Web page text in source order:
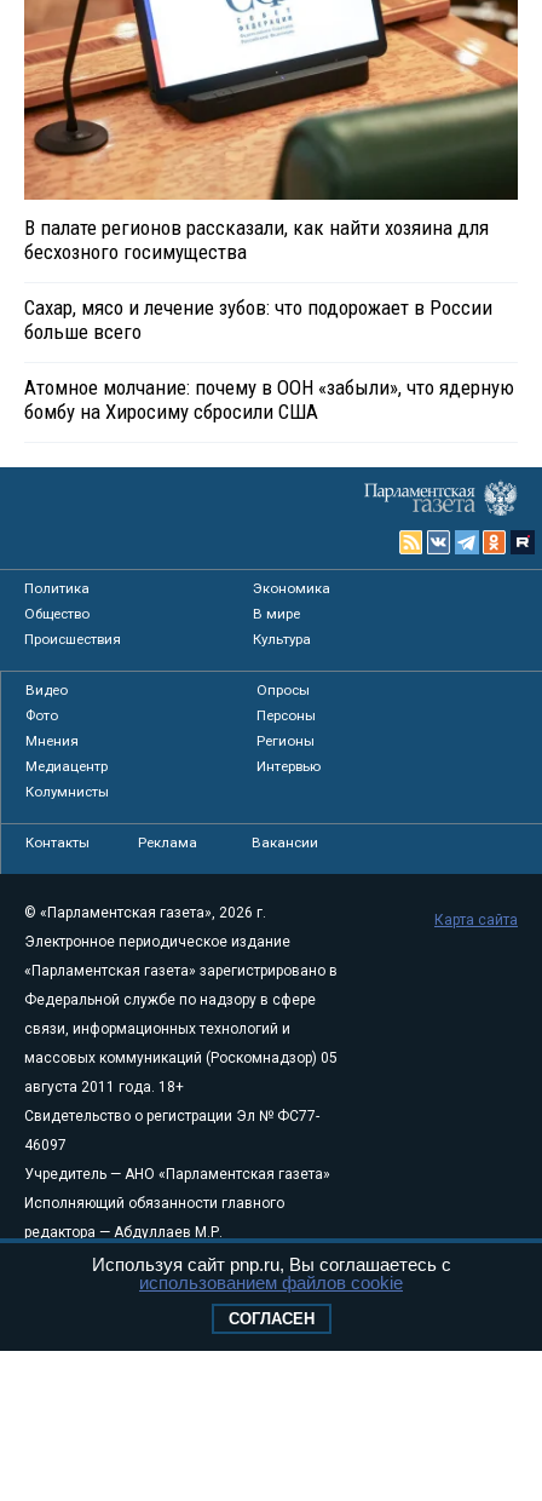
В палате регионов рассказали, как найти хозяина для
бесхозного госимущества
Сахар, мясо и лечение зубов: что подорожает в России
больше всего
Атомное молчание: почему в ООН «забыли», что ядерную
бомбу на Хиросиму сбросили США
Политика
Экономика
Общество
В мире
Происшествия
Культура
Видео
Опросы
Фото
Персоны
Мнения
Регионы
Медиацентр
Интервью
Колумнисты
Контакты Реклама Вакансии
© «Парламентская газета», 2026 г.
Электронное периодическое издание
«Парламентская газета» зарегистрировано в
Федеральной службе по надзору в сфере
связи, информационных технологий и
массовых коммуникаций (Роскомнадзор) 05
августа 2011 года. 18+
Свидетельство о регистрации Эл № ФС77-
46097
Учредитель — АНО «Парламентская газета»
Исполняющий обязанности главного
редактора — Абдуллаев М.Р.
Тел.: +7 (495) 637–69–79 E-mail:pg@pnp.ru
«Парламентская газета» - официальное еженедельное издание
Федерального Собрания РФ. Издается с 1997 года. Учредители
Карта сайта
Используя сайт pnp.ru, Вы соглашаетесь с
использованием файлов cookie
СОГЛАСЕН